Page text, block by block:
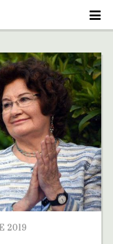
2019